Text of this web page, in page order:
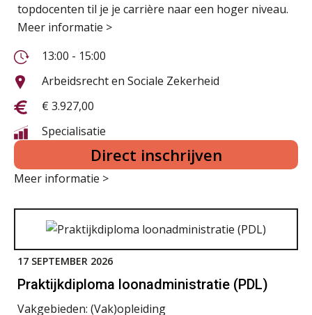
topdocenten til je je carrière naar een hoger niveau.
Meer informatie >
13:00 - 15:00
Arbeidsrecht en Sociale Zekerheid
€ 3.927,00
Specialisatie
Direct inschrijven
Meer informatie >
17 SEPTEMBER 2026
Praktijkdiploma loonadministratie (PDL)
Vakgebieden: (Vak)opleiding